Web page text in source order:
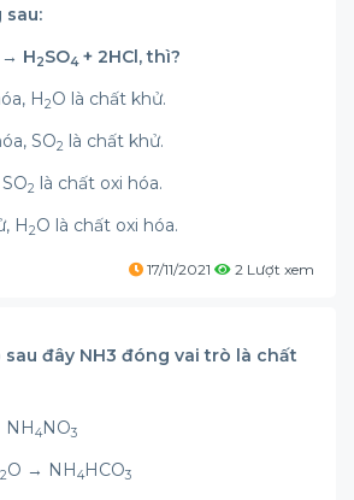
→ H2SO4 + 2HCl, thì?
H2O là chất khử.
SO2 là chất khử.
2 là chất oxi hóa.
H2O là chất oxi hóa.
17/11/2021 2 Lượt xem
đây NH3 đóng vai trò là chất
4NO3
2O → NH4HCO3